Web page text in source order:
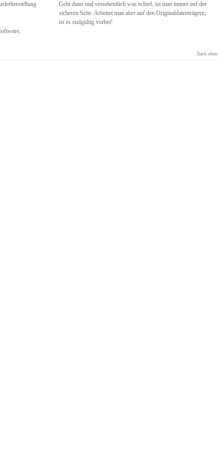
Geht dann mal versehentlich was schief, ist man immer auf der
sicheren Seite. Arbeitet man aber auf den Originaldatenträgern,
ist es endgültig vorbei!
Nach oben